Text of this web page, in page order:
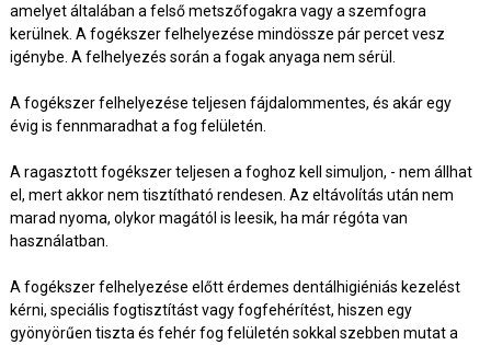
amelyet általában a felső metszőfogakra vagy a szemfogra
kerülnek. A fogékszer felhelyezése mindössze pár percet vesz
igénybe. A felhelyezés során a fogak anyaga nem sérül.
A fogékszer felhelyezése teljesen fájdalommentes, és akár egy
évig is fennmaradhat a fog felületén.
A ragasztott fogékszer teljesen a foghoz kell simuljon, - nem állhat
el, mert akkor nem tisztítható rendesen. Az eltávolítás után nem
marad nyoma, olykor magától is leesik, ha már régóta van
használatban.
A fogékszer felhelyezése előtt érdemes dentálhigiéniás kezelést
kérni, speciális fogtisztítást vagy fogfehérítést, hiszen egy
gyönyörűen tiszta és fehér fog felületén sokkal szebben mutat a